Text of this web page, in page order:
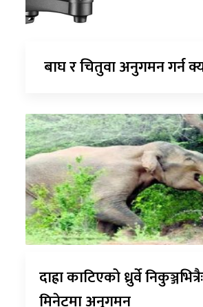
बाघ र चितुवा अनुगमन गर्न
दाह्रा काटिएको ध्रुर्वे